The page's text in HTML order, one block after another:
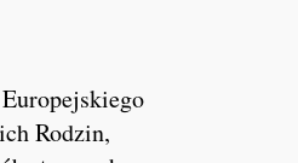
Rodzin,